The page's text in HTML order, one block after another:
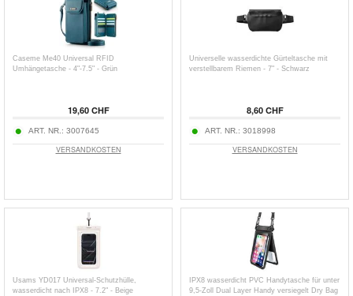
Caseme Me40 Universal RFID
Umhängetasche - 4"-7.5" - Grün
19,60 CHF
ART. NR.: 3007645
VERSANDKOSTEN
Universelle wasserdichte Gürteltasche mit
verstellbarem Riemen - 7" - Schwarz
8,60 CHF
ART. NR.: 3018998
VERSANDKOSTEN
Usams YD017 Universal-Schutzhülle,
wasserdicht nach IPX8 - 7.2" - Beige
IPX8 wasserdicht PVC Handytasche für unter
9,5-Zoll Dual Layer Handy versiegelt Dry Bag